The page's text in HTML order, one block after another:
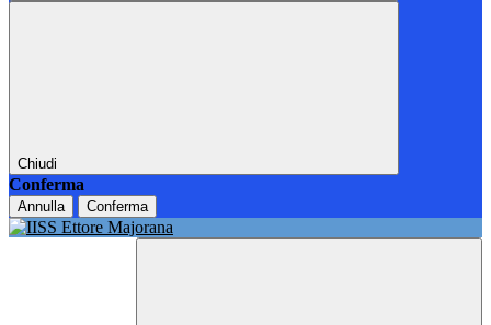
Chiudi
Conferma
Annulla Conferma